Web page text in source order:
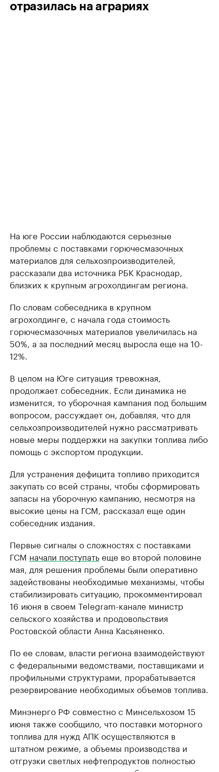
отразилась на аграриях
На юге России наблюдаются серьезные
проблемы с поставками горючесмазочных
материалов для сельхозпроизводителей,
рассказали два источника РБК Краснодар,
близких к крупным агрохолдингам региона.
По словам собеседника в крупном
агрохолдинге, с начала года стоимость
горючесмазочных материалов увеличилась на
50%, а за последний месяц выросла еще на 10-
12%.
В целом на Юге ситуация тревожная,
продолжает собеседник. Если динамика не
изменится, то уборочная кампания под большим
вопросом, рассуждает он, добавляя, что для
сельхозпроизводителей нужно рассматривать
новые меры поддержки на закупки топлива либо
помощь с экспортом продукции.
Для устранения дефицита топливо приходится
закупать со всей страны, чтобы сформировать
запасы на уборочную кампанию, несмотря на
высокие цены на ГСМ, рассказал еще один
собеседник издания.
Первые сигналы о сложностях с поставками
ГСМ начали поступатьеще во второй половине
мая, для решения проблемы были оперативно
задействованы необходимые механизмы, чтобы
стабилизировать ситуацию, прокомментировал
16 июня в своем Telegram-канале министр
сельского хозяйства и продовольствия
Ростовской области Анна Касьяненко.
По ее словам, власти региона взаимодействуют
с федеральными ведомствами, поставщиками и
профильными структурами, прорабатывается
резервирование необходимых объемов топлива.
Минэнерго РФ совместно с Минсельхозом 15
июня также сообщило, что поставки моторного
топлива для нужд АПК осуществляются в
штатном режиме, а объемы производства и
отгрузки светлых нефтепродуктов полностью